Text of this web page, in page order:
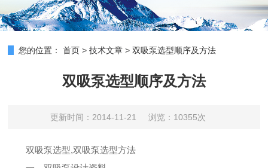
您的位置： 首页 >技术文章 >双吸泵选型顺序及方法
双吸泵选型顺序及方法
更新时间：2014-11-21 浏览：10355次
双吸泵选型,双吸泵选型方法